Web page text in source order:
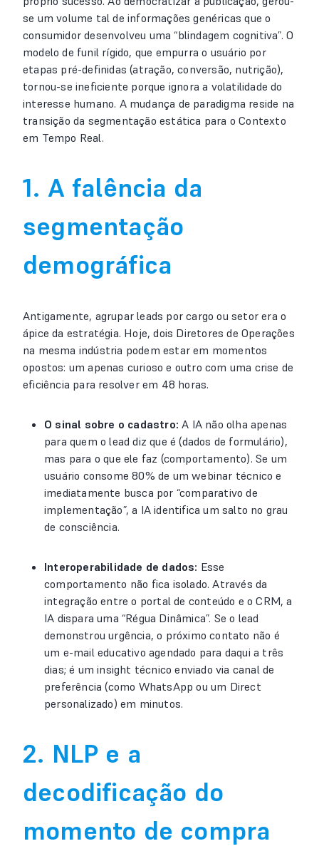
se um volume tal de informações genéricas que o
consumidor desenvolveu uma “blindagem cognitiva”. O
modelo de funil rígido, que empurra o usuário por
etapas pré-definidas (atração, conversão, nutrição),
tornou-se ineficiente porque ignora a volatilidade do
interesse humano. A mudança de paradigma reside na
transição da segmentação estática para o Contexto
em Tempo Real.
1. A falência da
segmentação
demográfica
Antigamente, agrupar leads por cargo ou setor era o
ápice da estratégia. Hoje, dois Diretores de Operações
na mesma indústria podem estar em momentos
opostos: um apenas curioso e outro com uma crise de
eficiência para resolver em 48 horas.
O sinal sobre o cadastro: A IA não olha apenas
para quem o lead diz que é (dados de formulário),
mas para o que ele faz (comportamento). Se um
usuário consome 80% de um webinar técnico e
imediatamente busca por “comparativo de
implementação”, a IA identifica um salto no grau
de consciência.
Interoperabilidade de dados: Esse
comportamento não fica isolado. Através da
integração entre o portal de conteúdo e o CRM, a
IA dispara uma “Régua Dinâmica”. Se o lead
demonstrou urgência, o próximo contato não é
um e-mail educativo agendado para daqui a três
dias; é um insight técnico enviado via canal de
preferência (como WhatsApp ou um Direct
personalizado) em minutos.
2. NLP e a
decodificação do
momento de compra